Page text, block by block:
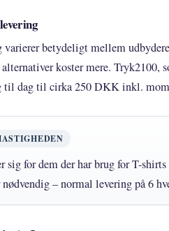
varierer betydeligt mellem
koster mere.
til dag til cirka 250 DKK inkl.
sig for dem der har brug for T-
nødvendig – normal levering på 6